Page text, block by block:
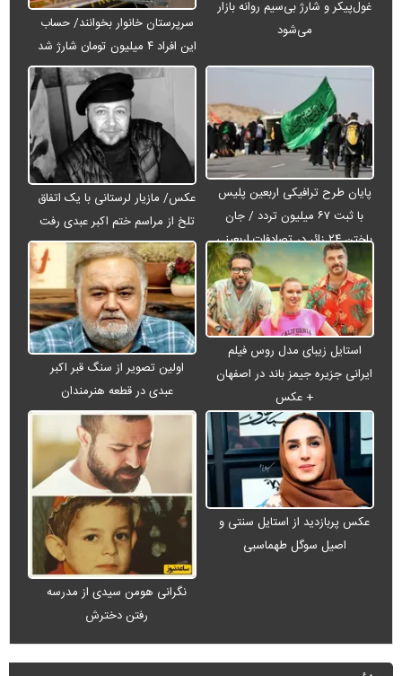
غول‌پیکر و شارژ بی‌سیم روانه بازار
می‌شود
سرپرستان خانوار بخوانند/ حساب
این افراد ۴ میلیون تومان شارژ شد
پایان طرح ترافیکی اربعین پلیس
با ثبت ۶۷ میلیون تردد / جان
باختن ۲۴ زائر در تصادفات اربعینی
عکس/ مازیار لرستانی با یک اتفاق
تلخ از مراسم ختم اکبر عبدی رفت
استایل زیبای مدل روس فیلم
ایرانی جزیره جیمز باند در اصفهان
+ عکس
اولین تصویر از سنگ قبر اکبر
عبدی در قطعه هنرمندان
عکس پربازدید از استایل سنتی و
اصیل سوگل طهماسبی
نگرانی هومن سیدی از مدرسه
رفتن دخترش